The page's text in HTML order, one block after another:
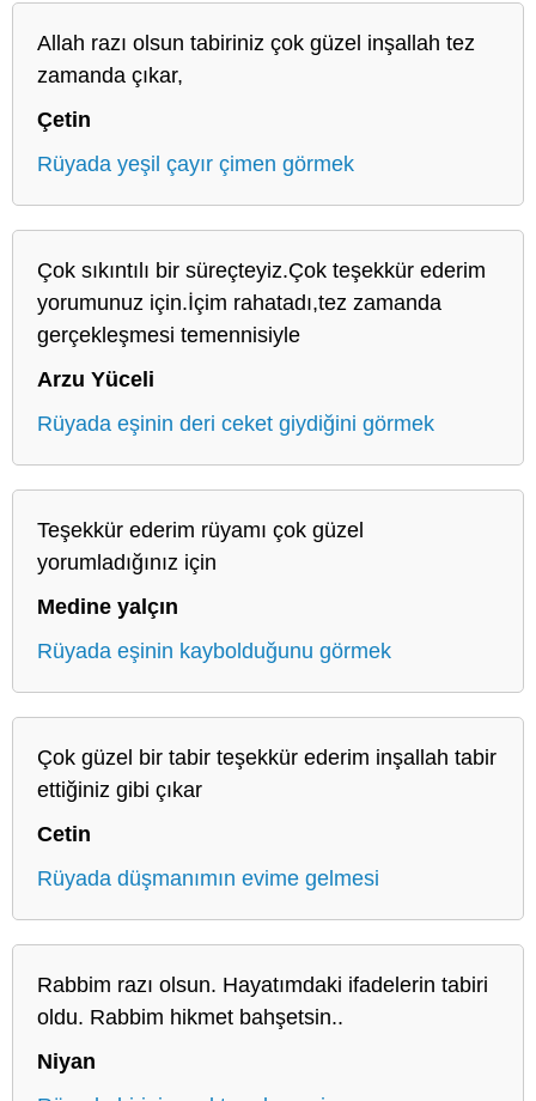
Allah razı olsun tabiriniz çok güzel inşallah tez
zamanda çıkar,
Çetin
Rüyada yeşil çayır çimen görmek
Çok sıkıntılı bir süreçteyiz.Çok teşekkür ederim
yorumunuz için.İçim rahatadı,tez zamanda
gerçekleşmesi temennisiyle
Arzu Yüceli
Rüyada eşinin deri ceket giydiğini görmek
Teşekkür ederim rüyamı çok güzel
yorumladığınız için
Medine yalçın
Rüyada eşinin kaybolduğunu görmek
Çok güzel bir tabir teşekkür ederim inşallah tabir
ettiğiniz gibi çıkar
Cetin
Rüyada düşmanımın evime gelmesi
Rabbim razı olsun. Hayatımdaki ifadelerin tabiri
oldu. Rabbim hikmet bahşetsin..
Niyan